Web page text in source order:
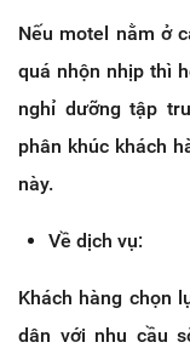
Nếu motel nằm ở
quá nhộn nhịp thì
nghỉ dưỡng tập
phân khúc khách
này.
Về dịch vụ:
Khách hàng chọn
dân với nhu cầu